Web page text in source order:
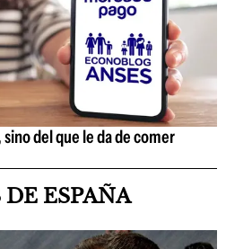
del que le da de comer
ESPAÑA